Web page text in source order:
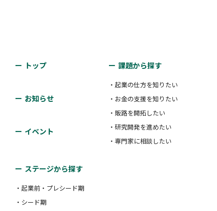
トップ
お知らせ
イベント
課題から探す
・起業の仕方を知りたい
・お金の支援を知りたい
・販路を開拓したい
・研究開発を進めたい
・専門家に相談したい
ステージから探す
・起業前・プレシード期
・シード期